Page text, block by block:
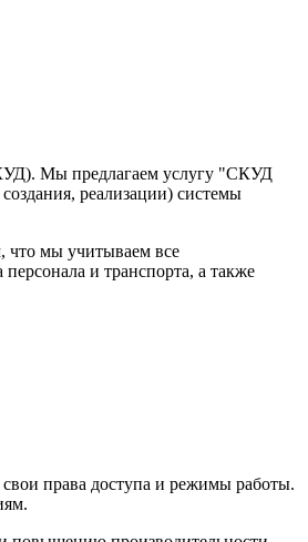
Мы предлагаем услугу "СКУД
реализации) системы
что мы учитываем все
и транспорта, а также
права доступа и режимы работы.